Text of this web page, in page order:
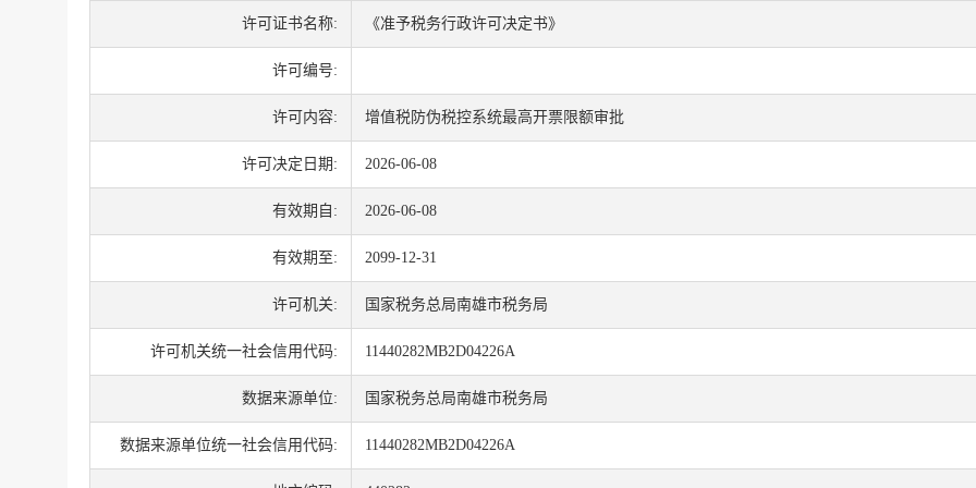
许可证书名称: 《准予税务行政许可决定书》
许可编号:
许可内容: 增值税防伪税控系统最高开票限额审批
许可决定日期: 2026-06-08
有效期自: 2026-06-08
有效期至: 2099-12-31
许可机关: 国家税务总局南雄市税务局
许可机关统一社会信用代码: 11440282MB2D04226A
数据来源单位: 国家税务总局南雄市税务局
数据来源单位统一社会信用代码: 11440282MB2D04226A